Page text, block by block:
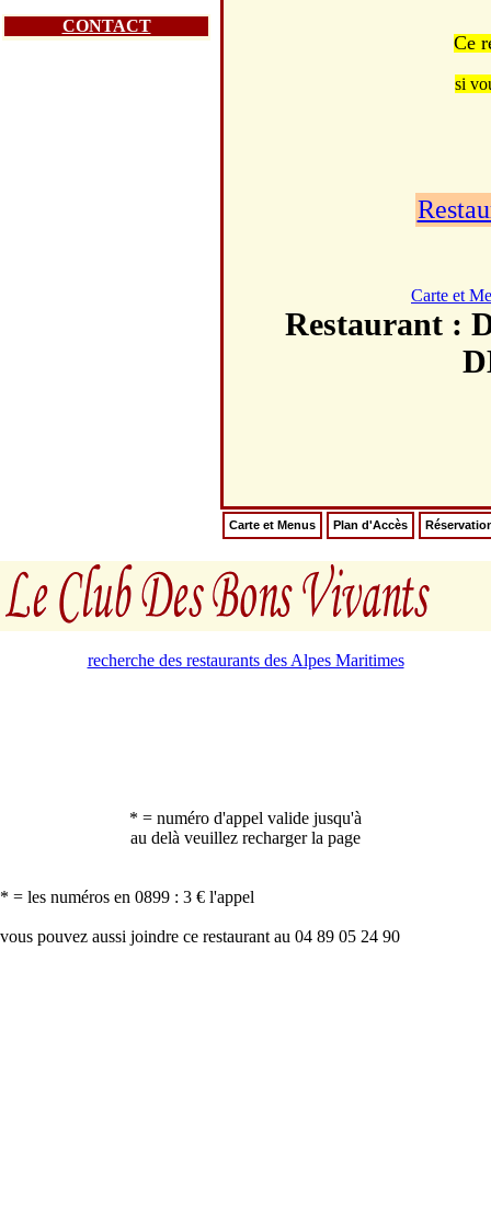
CONTACT
Ce
si
Carte et
Restaurant :
Carte et Menus Plan d'Accès
recherche des restaurants des Alpes Maritimes
* = numéro d'appel valide jusqu'à
au delà veuillez recharger la page
* = les numéros en 0899 : 3 € l'appel
vous pouvez aussi joindre ce restaurant au 04 89 05 24 90